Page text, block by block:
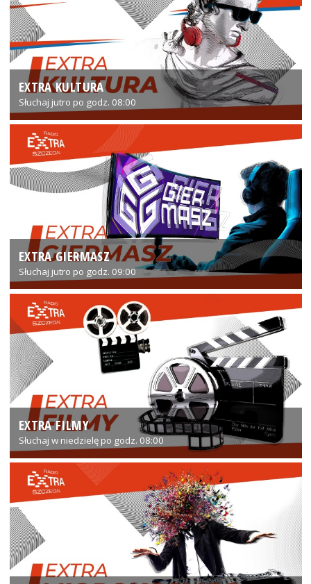
EXTRA KULTURA
Słuchaj jutro po godz. 08:00
EXTRA GIERMASZ
Słuchaj jutro po godz. 09:00
EXTRA FILMY
Słuchaj w niedzielę po godz. 08:00